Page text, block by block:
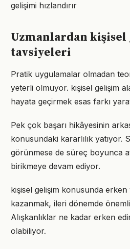
gelişimi hızlandırır
Uzmanlardan
tavsiyeleri
Pratik uygulamalar olmadan
yeterli olmuyor. kişisel gelişim
hayata geçirmek esas farkı
Pek çok başarı hikâyesinin
konusundaki kararlılık yatıyor.
görünmese de süreç boyunca
birikmeye devam ediyor.
kişisel gelişim konusunda erken
kazanmak, ileri dönemde
Alışkanlıklar ne kadar erken
olabiliyor.